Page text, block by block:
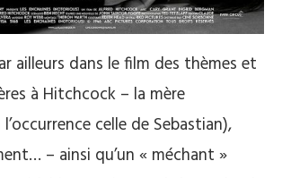
ailleurs dans le film des thèmes et
à Hitchcock – la mère
celle de Sebastian),
– ainsi qu’un « méchant »